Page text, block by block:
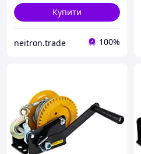
Купити
neitron.trade 100%